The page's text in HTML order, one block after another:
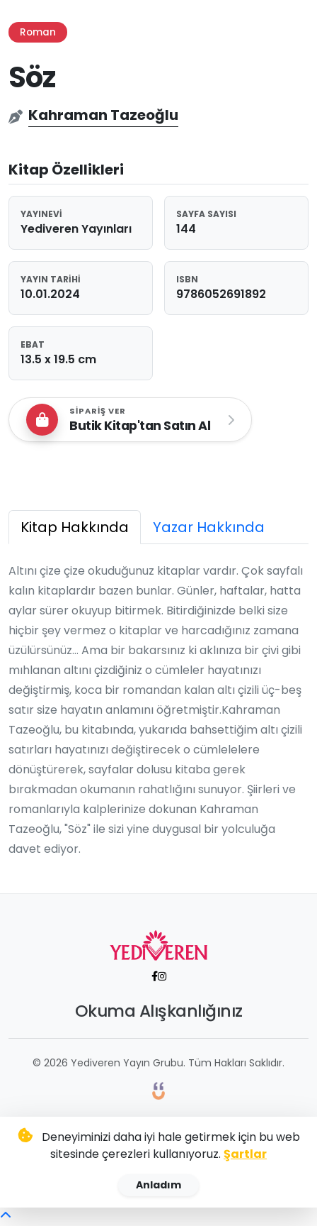
Roman
Söz
Kahraman Tazeoğlu
Kitap Özellikleri
YAYINEVI
Yediveren Yayınları
SAYFA SAYISI
144
YAYIN TARIHI
10.01.2024
ISBN
9786052691892
EBAT
13.5 x 19.5 cm
SIPARIŞ VER
Butik Kitap'tan Satın Al
Kitap Hakkında Yazar Hakkında
Altını çize çize okuduğunuz kitaplar vardır. Çok sayfalı
kalın kitaplardır bazen bunlar. Günler, haftalar, hatta
aylar sürer okuyup bitirmek. Bitirdiğinizde belki size
hiçbir şey vermez o kitaplar ve harcadığınız zamana
üzülürsünüz… Ama bir bakarsınız ki aklınıza bir çivi gibi
mıhlanan altını çizdiğiniz o cümleler hayatınızı
değiştirmiş, koca bir romandan kalan altı çizili üç-beş
satır size hayatın anlamını öğretmiştir.Kahraman
Tazeoğlu, bu kitabında, yukarıda bahsettiğim altı çizili
satırları hayatınızı değiştirecek o cümlelelere
dönüştürerek, sayfalar dolusu kitaba gerek
bırakmadan okumanın rahatlığını sunuyor. Şiirleri ve
romanlarıyla kalplerinize dokunan Kahraman
Tazeoğlu, "Söz" ile sizi yine duygusal bir yolculuğa
davet ediyor.
Okuma Alışkanlığınız
© 2026 Yediveren Yayın Grubu. Tüm Hakları Saklıdır.
Deneyiminizi daha iyi hale getirmek için bu web
sitesinde çerezleri kullanıyoruz. Şartlar
Anladım